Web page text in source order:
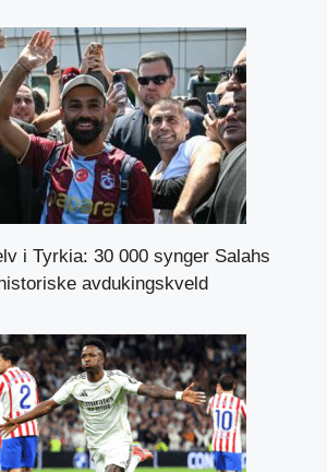
i Tyrkia: 30 000 synger Salahs
avdukingskveld